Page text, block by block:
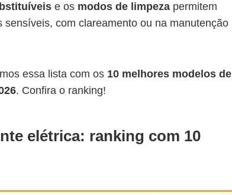
e os modos de limpeza permitem
com clareamento ou na manutenção
essa lista com os 10 melhores modelos de
. Confira o ranking!
elétrica: ranking com 10